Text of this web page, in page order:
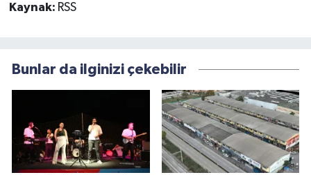
Kaynak: RSS
Bunlar da ilginizi çekebilir